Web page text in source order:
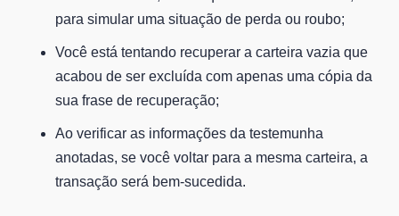
para simular uma situação de perda ou roubo;
Você está tentando recuperar a carteira vazia que
acabou de ser excluída com apenas uma cópia da
sua frase de recuperação;
Ao verificar as informações da testemunha
anotadas, se você voltar para a mesma carteira, a
transação será bem-sucedida.